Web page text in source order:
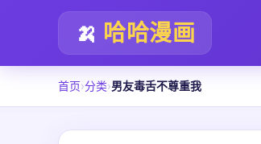
🍌 哈哈漫画
首页›分类›男友毒舌不尊重我